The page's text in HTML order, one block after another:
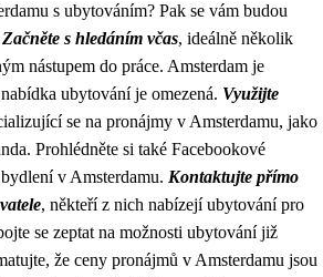
s ubytováním? Pak se vám budou
Začněte s hledáním včas, ideálně několik
nástupem do práce. Amsterdam je
ubytování je omezená. Využijte
se na pronájmy v Amsterdamu, jako
Prohlédněte si také Facebookové
v Amsterdamu. Kontaktujte přímo
, někteří z nich nabízejí ubytování pro
se zeptat na možnosti ubytování již
že ceny pronájmů v Amsterdamu jsou